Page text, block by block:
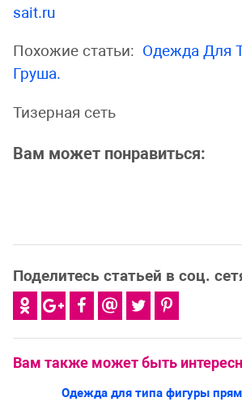
sait.ru
Похожие статьи: Одежда Для
Груша.
Тизерная сеть
Вам может понравиться:
Поделитесь статьей в соц.
Вам также может быть
Одежда для типа фигуры